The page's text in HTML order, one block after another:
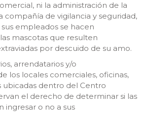
ni la administración de la
compañía de vigilancia y seguridad,
empleados se hacen
mascotas que resulten
por descuido de su amo.
arrendatarios y/o
los locales comerciales, oficinas,
ubicadas dentro del Centro
el derecho de determinar si las
ingresar o no a sus